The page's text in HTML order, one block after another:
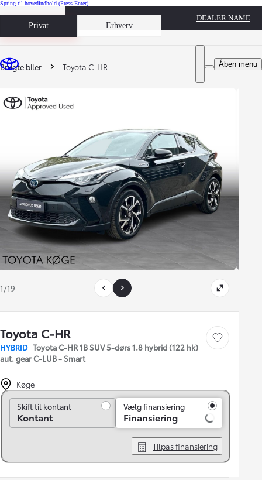
Spring til hovedindhold (Press Enter)
Privat Erhverv
Book prøvetur
DEALER NAME
Åben menu
Du er her
Brugte biler Toyota C-HR
1/19
Toyota C-HR
HYBRID Toyota C-HR 1B SUV 5-dørs 1.8 hybrid (122 hk)
aut. gear C-LUB - Smart
Gem bil
Køge
Skift til kontant
Skift til kontant
Kontant
Vælg finansiering
Finansiering
Tilpas finansiering